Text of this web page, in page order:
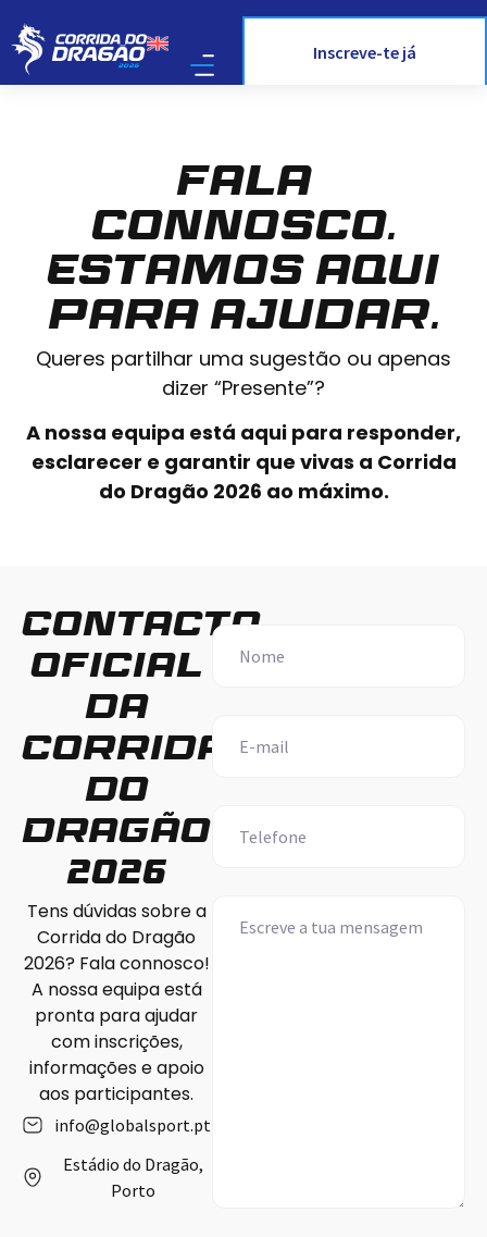
Inscreve-te já
Fala
connosco.
Estamos aqui
para ajudar.
Queres partilhar uma sugestão ou apenas
dizer “Presente”?
A nossa equipa está aqui para responder,
esclarecer e garantir que vivas a Corrida
do Dragão 2026 ao máximo.
Contacto
oficial
da
Corrida
do
Dragão
2026
Tens dúvidas sobre a
Corrida do Dragão
2026? Fala connosco!
A nossa equipa está
pronta para ajudar
com inscrições,
informações e apoio
aos participantes.
info@globalsport.pt
Estádio do Dragão,
Porto
Name